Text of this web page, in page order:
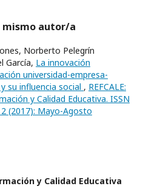
mismo autor/a
Norberto Pelegrín
García, La innovación
universidad-empresa-
su influencia social , REFCALE:
y Calidad Educativa. ISSN
(2017): Mayo-Agosto
y Calidad Educativa